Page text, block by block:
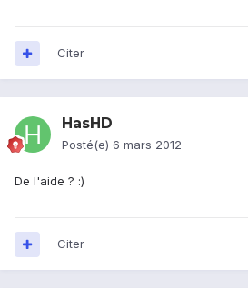
Citer
HasHD
Posté(e) 6 mars 2012
De l'aide ? :)
Citer